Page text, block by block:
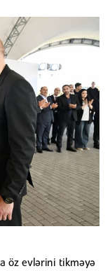
öz evlərini tikməyə